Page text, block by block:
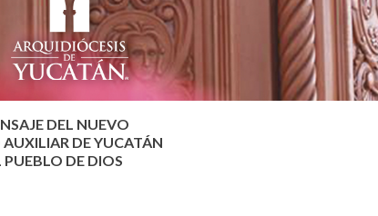
DEL NUEVO
DE YUCATÁN
PUEBLO DE DIOS